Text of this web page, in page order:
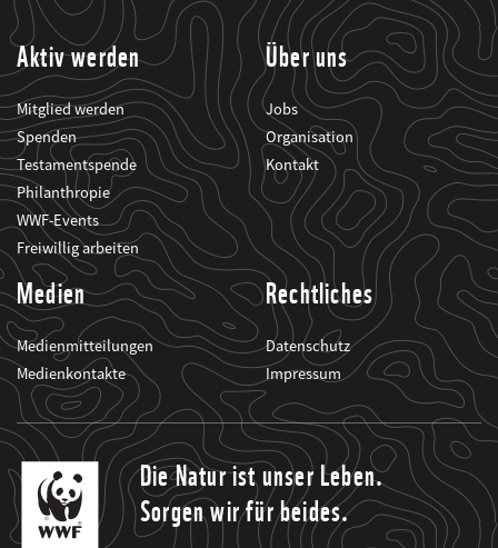
informiert.
Aktiv werden
Mitglied werden
Spenden
Testamentspende
Philanthropie
WWF-Events
Freiwillig arbeiten
Über uns
Jobs
Organisation
Kontakt
Medien
Medienmitteilungen
Medienkontakte
Rechtliches
Datenschutz
Impressum
Die Natur ist unser Leben.
Sorgen wir für beides.